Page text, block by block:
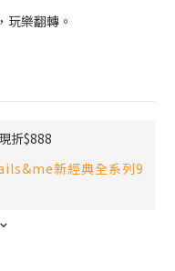
樂翻轉。
折$888
新經典全系列9